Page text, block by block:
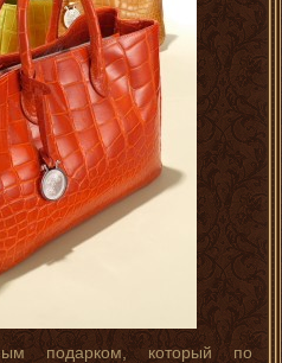
подарком, который по